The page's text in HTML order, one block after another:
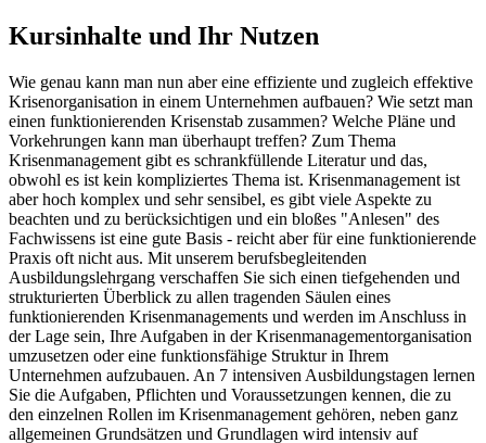
Kursinhalte und Ihr Nutzen
Wie genau kann man nun aber eine effiziente und zugleich effektive
Krisenorganisation in einem Unternehmen aufbauen? Wie setzt man
einen funktionierenden Krisenstab zusammen? Welche Pläne und
Vorkehrungen kann man überhaupt treffen? Zum Thema
Krisenmanagement gibt es schrankfüllende Literatur und das,
obwohl es ist kein kompliziertes Thema ist. Krisenmanagement ist
aber hoch komplex und sehr sensibel, es gibt viele Aspekte zu
beachten und zu berücksichtigen und ein bloßes "Anlesen" des
Fachwissens ist eine gute Basis - reicht aber für eine funktionierende
Praxis oft nicht aus. Mit unserem berufsbegleitenden
Ausbildungslehrgang verschaffen Sie sich einen tiefgehenden und
strukturierten Überblick zu allen tragenden Säulen eines
funktionierenden Krisenmanagements und werden im Anschluss in
der Lage sein, Ihre Aufgaben in der Krisenmanagementorganisation
umzusetzen oder eine funktionsfähige Struktur in Ihrem
Unternehmen aufzubauen. An 7 intensiven Ausbildungstagen lernen
Sie die Aufgaben, Pflichten und Voraussetzungen kennen, die zu
den einzelnen Rollen im Krisenmanagement gehören, neben ganz
allgemeinen Grundsätzen und Grundlagen wird intensiv auf